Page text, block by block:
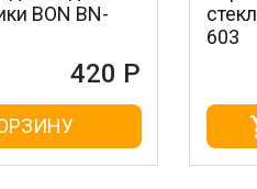
стеклокерамикой
В